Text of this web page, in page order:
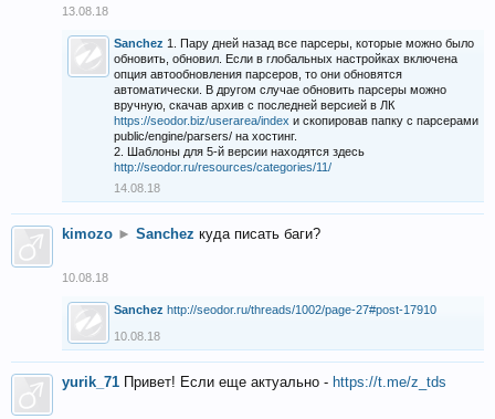
13.08.18
Sanchez 1. Пару дней назад все парсеры, которые можно было
обновить, обновил. Если в глобальных настройках включена
опция автообновления парсеров, то они обновятся
автоматически. В другом случае обновить парсеры можно
вручную, скачав архив с последней версией в ЛК
https://seodor.biz/userarea/index и скопировав папку с парсерами
public/engine/parsers/ на хостинг.
2. Шаблоны для 5-й версии находятся здесь
http://seodor.ru/resources/categories/11/
14.08.18
kimozo ► Sanchez куда писать баги?
10.08.18
Sanchez http://seodor.ru/threads/1002/page-27#post-17910
10.08.18
yurik_71 Привет! Если еще актуально - https://t.me/z_tds